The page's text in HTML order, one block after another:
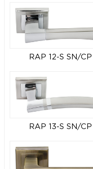
RAP 12-S SN/CP
RAP 13-S SN/CP